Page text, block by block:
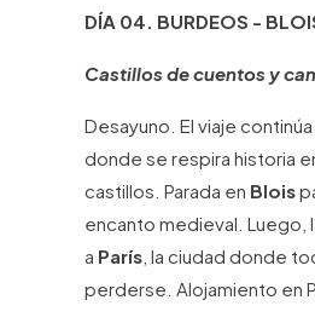
DÍA 04. BURDEOS -
Castillos de cuentos y
Desayuno. El viaje continúa
donde se respira historia
castillos. Parada en Blois
encanto medieval. Luego,
a París , la ciudad donde
perderse. Alojamiento en